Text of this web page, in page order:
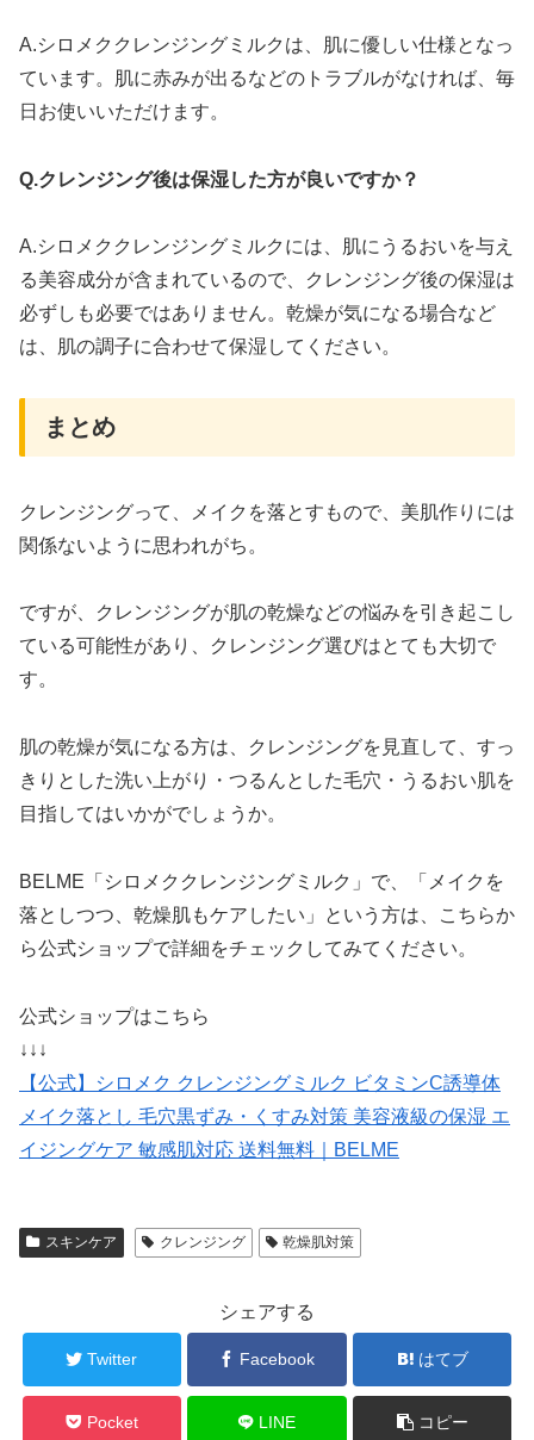
A.シロメククレンジングミルクは、肌に優しい仕様となっ
ています。肌に赤みが出るなどのトラブルがなければ、毎
日お使いいただけます。
Q.クレンジング後は保湿した方が良いですか？
A.シロメククレンジングミルクには、肌にうるおいを与え
る美容成分が含まれているので、クレンジング後の保湿は
必ずしも必要ではありません。乾燥が気になる場合など
は、肌の調子に合わせて保湿してください。
まとめ
クレンジングって、メイクを落とすもので、美肌作りには
関係ないように思われがち。
ですが、クレンジングが肌の乾燥などの悩みを引き起こし
ている可能性があり、クレンジング選びはとても大切で
す。
肌の乾燥が気になる方は、クレンジングを見直して、すっ
きりとした洗い上がり・つるんとした毛穴・うるおい肌を
目指してはいかがでしょうか。
BELME「シロメククレンジングミルク」で、「メイクを
落としつつ、乾燥肌もケアしたい」という方は、こちらか
ら公式ショップで詳細をチェックしてみてください。
公式ショップはこちら
↓↓↓
【公式】シロメク クレンジングミルク ビタミンC誘導体
メイク落とし 毛穴黒ずみ・くすみ対策 美容液級の保湿 エ
イジングケア 敏感肌対応 送料無料｜BELME
スキンケア クレンジング 乾燥肌対策
シェアする
Twitter Facebook はてブ
Pocket LINE コピー